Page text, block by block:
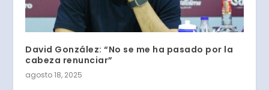
David González: “No se me ha pasado por la
cabeza renunciar”
agosto 18, 2025